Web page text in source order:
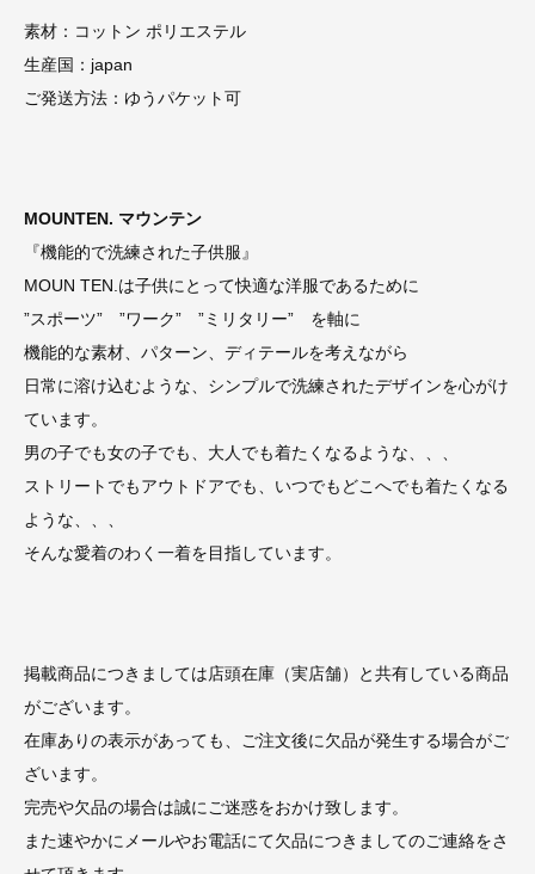
素材：コットン ポリエステル
生産国：japan
ご発送方法：ゆうパケット可
MOUNTEN. マウンテン
『機能的で洗練された子供服』
MOUN TEN.は子供にとって快適な洋服であるために
”スポーツ” ”ワーク” ”ミリタリー” を軸に
機能的な素材、パターン、ディテールを考えながら
日常に溶け込むような、シンプルで洗練されたデザインを心がけ
ています。
男の子でも女の子でも、大人でも着たくなるような、、、
ストリートでもアウトドアでも、いつでもどこへでも着たくなる
ような、、、
そんな愛着のわく一着を目指しています。
掲載商品につきましては店頭在庫（実店舗）と共有している商品
がございます。
在庫ありの表示があっても、ご注文後に欠品が発生する場合がご
ざいます。
完売や欠品の場合は誠にご迷惑をおかけ致します。
また速やかにメールやお電話にて欠品につきましてのご連絡をさ